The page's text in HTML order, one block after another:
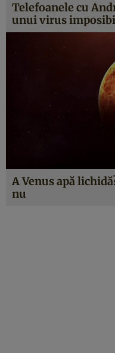
Telefoanele cu
unui virus
A Venus apă
nu